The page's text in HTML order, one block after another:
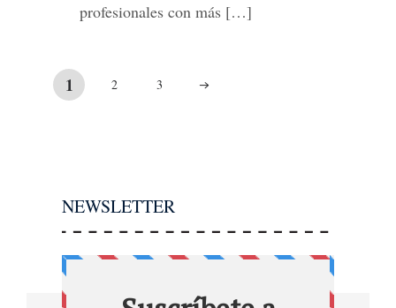
profesionales con más […]
1 2 3
NEWSLETTER